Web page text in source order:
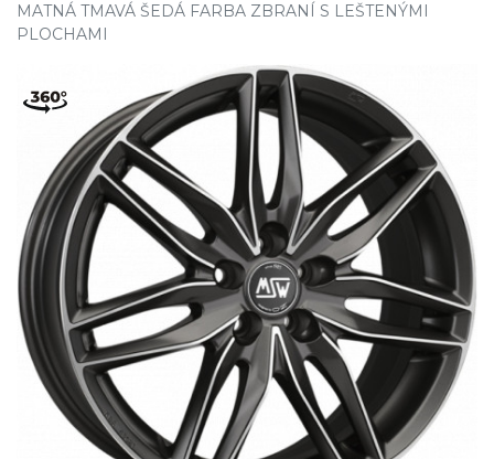
MATNÁ TMAVÁ ŠEDÁ FARBA ZBRANÍ S LEŠTENÝMI
PLOCHAMI